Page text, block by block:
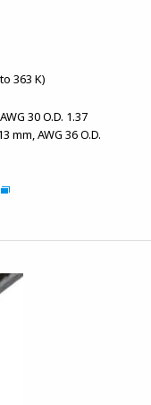
363 K)
AWG 30 O.D. 1.37
mm AWG 36 O.D.